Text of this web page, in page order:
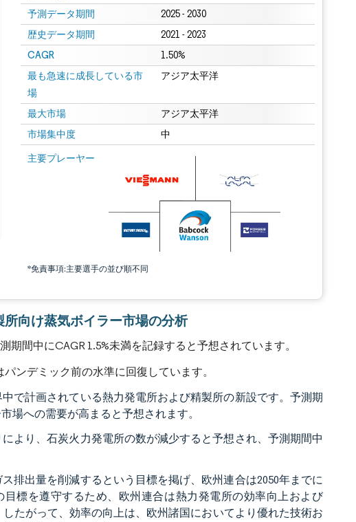
予測データ期間 2025 - 2030
歴史データ期間 2021 - 2023
CAGR 1.50%
最も急速に成長している市
場
アジア太平洋
最大市場 アジア太平洋
市場集中度 中
主要プレーヤー
*免責事項:主要選手の並び順不同
向け蒸気ボイラー市場の分析
間中にCAGR 1.5%未満を記録すると予想されています。
ンデミック前の水準に回復しています。
で計画されている熱力発電所および精製所の新設です。予測期
場への需要が高まると予想されます。
より、石炭火力発電所の数が減少すると予想され、予測期間中
排出量を削減するという目標を掲げ、欧州連合は2050年までに
標を遵守するため、欧州連合は熱力発電所の効率向上および
たがって、効率の向上は、欧州諸国においてより優れた技術お